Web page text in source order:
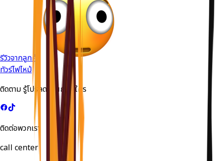
รีวิวจากลูกค้า
ทัวร์ไฟไหม้
ติดตาม รู้โปรลดด่วนก่อนใคร
ติดต่อพวกเรา
call center